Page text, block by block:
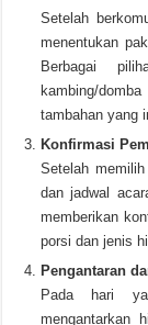
Setelah
menentukan
Berbagai
kambing/
tambahan yang
Konfirmasi
Setelah
dan jadwal
memberikan
porsi dan jenis
Pengantaran
Pada hari
mengantarkan